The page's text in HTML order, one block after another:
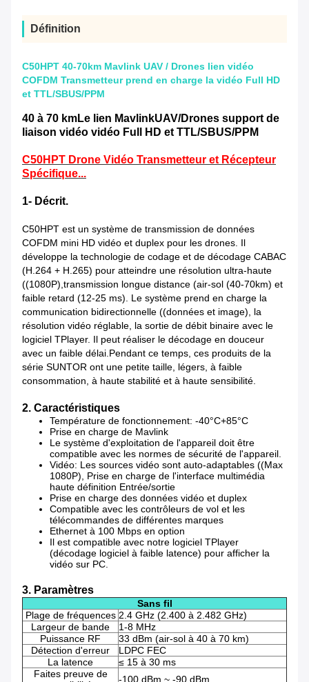
Définition
C50HPT 40-70km Mavlink UAV / Drones lien vidéo
COFDM Transmetteur prend en charge la vidéo Full HD
et TTL/SBUS/PPM
40 à 70 kmLe lien MavlinkUAV/Drones support de
liaison vidéo vidéo Full HD et TTL/SBUS/PPM
C50HPT Drone Vidéo Transmetteur et Récepteur
Spécifique...
1- Décrit.
C50HPT est un système de transmission de données
COFDM mini HD vidéo et duplex pour les drones. Il
développe la technologie de codage et de décodage CABAC
(H.264 + H.265) pour atteindre une résolution ultra-haute
((1080P),transmission longue distance (air-sol (40-70km) et
faible retard (12-25 ms). Le système prend en charge la
communication bidirectionnelle ((données et image), la
résolution vidéo réglable, la sortie de débit binaire avec le
logiciel TPlayer. Il peut réaliser le décodage en douceur
avec un faible délai.Pendant ce temps, ces produits de la
série SUNTOR ont une petite taille, légers, à faible
consommation, à haute stabilité et à haute sensibilité.
2. Caractéristiques
Température de fonctionnement: -40°C+85°C
Prise en charge de Mavlink
Le système d'exploitation de l'appareil doit être
compatible avec les normes de sécurité de l'appareil.
Vidéo: Les sources vidéo sont auto-adaptables ((Max
1080P), Prise en charge de l'interface multimédia
haute définition Entrée/sortie
Prise en charge des données vidéo et duplex
Compatible avec les contrôleurs de vol et les
télécommandes de différentes marques
Ethernet à 100 Mbps en option
Il est compatible avec notre logiciel TPlayer
(décodage logiciel à faible latence) pour afficher la
vidéo sur PC.
3. Paramètres
Sans fil
Plage de fréquences 2.4 GHz (2.400 à 2.482 GHz)
Largeur de bande
1-8 MHz
Puissance RF
33 dBm (air-sol à 40 à 70 km)
Détection d'erreur
LDPC FEC
La latence
≤ 15 à 30 ms
Faites preuve de
-100 dBm ~ -90 dBm